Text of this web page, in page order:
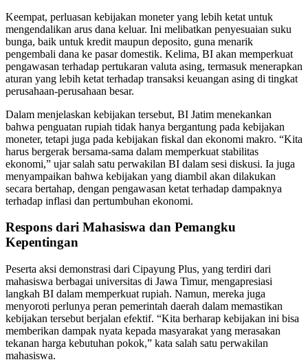
Keempat, perluasan kebijakan moneter yang lebih ketat untuk
mengendalikan arus dana keluar. Ini melibatkan penyesuaian suku
bunga, baik untuk kredit maupun deposito, guna menarik
pengembali dana ke pasar domestik. Kelima, BI akan memperkuat
pengawasan terhadap pertukaran valuta asing, termasuk menerapkan
aturan yang lebih ketat terhadap transaksi keuangan asing di tingkat
perusahaan-perusahaan besar.
Dalam menjelaskan kebijakan tersebut, BI Jatim menekankan
bahwa penguatan rupiah tidak hanya bergantung pada kebijakan
moneter, tetapi juga pada kebijakan fiskal dan ekonomi makro. “Kita
harus bergerak bersama-sama dalam memperkuat stabilitas
ekonomi,” ujar salah satu perwakilan BI dalam sesi diskusi. Ia juga
menyampaikan bahwa kebijakan yang diambil akan dilakukan
secara bertahap, dengan pengawasan ketat terhadap dampaknya
terhadap inflasi dan pertumbuhan ekonomi.
Respons dari Mahasiswa dan Pemangku
Kepentingan
Peserta aksi demonstrasi dari Cipayung Plus, yang terdiri dari
mahasiswa berbagai universitas di Jawa Timur, mengapresiasi
langkah BI dalam memperkuat rupiah. Namun, mereka juga
menyoroti perlunya peran pemerintah daerah dalam memastikan
kebijakan tersebut berjalan efektif. “Kita berharap kebijakan ini bisa
memberikan dampak nyata kepada masyarakat yang merasakan
tekanan harga kebutuhan pokok,” kata salah satu perwakilan
mahasiswa.